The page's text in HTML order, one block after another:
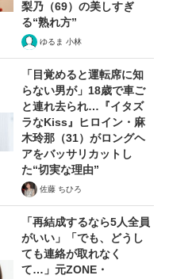
梨乃（69）の美しすぎ
る“熟れ方”
ゆるま 小林
「目覚めると運転席に知
らない男が」18歳で車ご
と連れ去られ…『イタズ
ラなKiss』ヒロイン・麻
木玲那（31）がロングヘ
アをバッサリカットし
た“切実な理由”
佐藤 ちひろ
「再結成するなら5人全員
がいい」「でも、どうし
ても連絡が取れなく
て…」元ZONE・